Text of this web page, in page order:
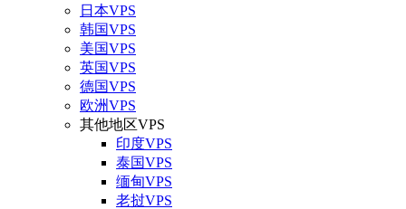
日本VPS
韩国VPS
美国VPS
英国VPS
德国VPS
欧洲VPS
其他地区VPS
印度VPS
泰国VPS
缅甸VPS
老挝VPS